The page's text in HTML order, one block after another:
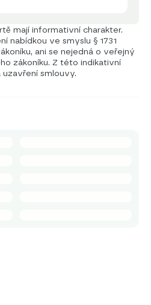
mají informativní charakter.
nabídkou ve smyslu § 1731
ani se nejedná o veřejný
zákoníku. Z této indikativní
uzavření smlouvy.